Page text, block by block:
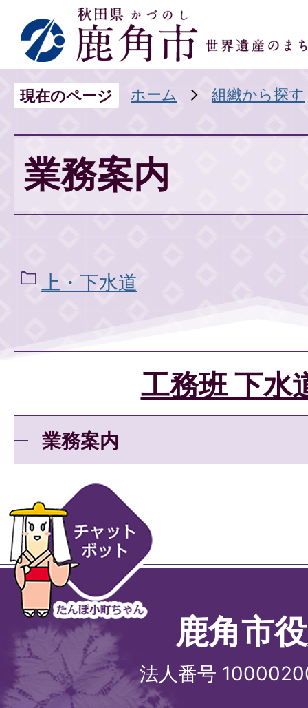
現在のページ ホーム 組織から探す
業務案内
上・下水道
工務班 下水
業務案内
鹿角市
法人番号